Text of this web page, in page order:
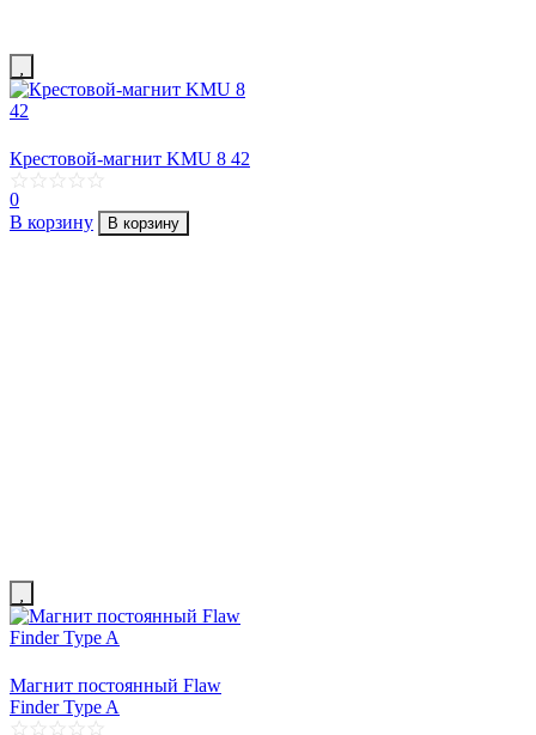
Крестовой-магнит KMU 8 42
0
В корзину
В корзину
Магнит постоянный Flaw
Finder Type A